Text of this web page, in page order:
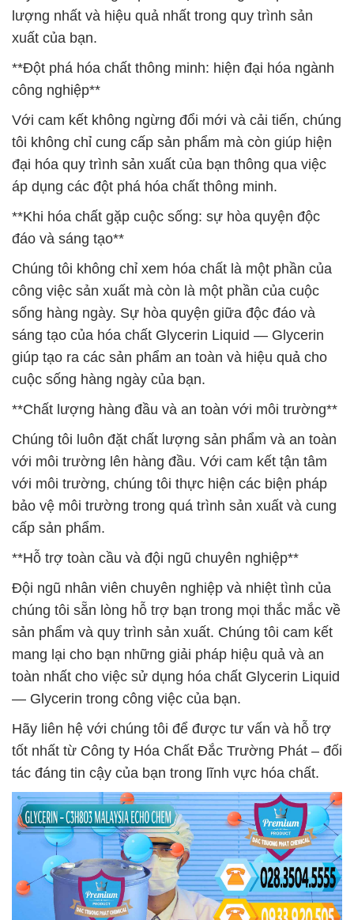
lượng nhất và hiệu quả nhất trong quy trình sản
xuất của bạn.
**Đột phá hóa chất thông minh: hiện đại hóa ngành
công nghiệp**
Với cam kết không ngừng đổi mới và cải tiến, chúng
tôi không chỉ cung cấp sản phẩm mà còn giúp hiện
đại hóa quy trình sản xuất của bạn thông qua việc
áp dụng các đột phá hóa chất thông minh.
**Khi hóa chất gặp cuộc sống: sự hòa quyện độc
đáo và sáng tạo**
Chúng tôi không chỉ xem hóa chất là một phần của
công việc sản xuất mà còn là một phần của cuộc
sống hàng ngày. Sự hòa quyện giữa độc đáo và
sáng tạo của hóa chất Glycerin Liquid — Glycerin
giúp tạo ra các sản phẩm an toàn và hiệu quả cho
cuộc sống hàng ngày của bạn.
**Chất lượng hàng đầu và an toàn với môi trường**
Chúng tôi luôn đặt chất lượng sản phẩm và an toàn
với môi trường lên hàng đầu. Với cam kết tận tâm
với môi trường, chúng tôi thực hiện các biện pháp
bảo vệ môi trường trong quá trình sản xuất và cung
cấp sản phẩm.
**Hỗ trợ toàn cầu và đội ngũ chuyên nghiệp**
Đội ngũ nhân viên chuyên nghiệp và nhiệt tình của
chúng tôi sẵn lòng hỗ trợ bạn trong mọi thắc mắc về
sản phẩm và quy trình sản xuất. Chúng tôi cam kết
mang lại cho bạn những giải pháp hiệu quả và an
toàn nhất cho việc sử dụng hóa chất Glycerin Liquid
— Glycerin trong công việc của bạn.
Hãy liên hệ với chúng tôi để được tư vấn và hỗ trợ
tốt nhất từ Công ty Hóa Chất Đắc Trường Phát – đối
tác đáng tin cậy của bạn trong lĩnh vực hóa chất.